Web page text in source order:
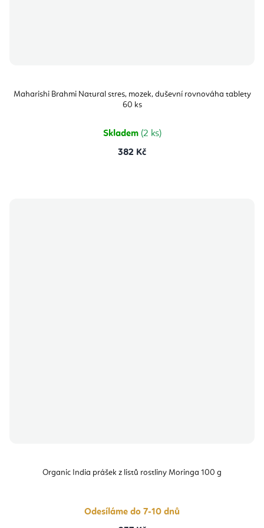
Maharishi Brahmi Natural stres, mozek, duševní rovnováha tablety
60 ks
Skladem (2 ks)
382 Kč
Organic India prášek z listů rostliny Moringa 100 g
Odesíláme do 7-10 dnů